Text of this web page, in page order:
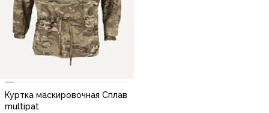
Куртка маскировочная Сплав
multipat